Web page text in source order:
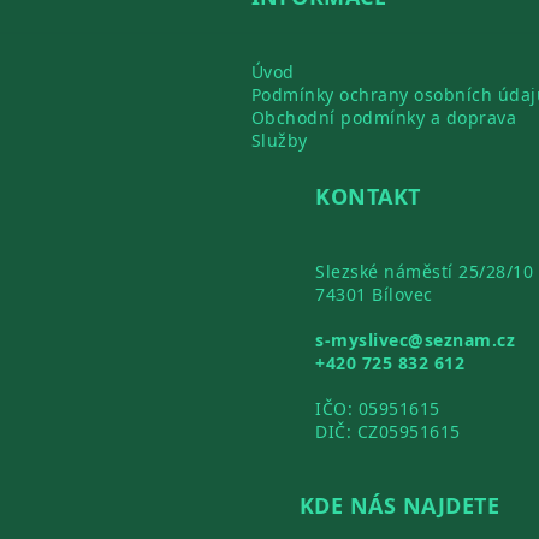
Úvod
Podmínky ochrany osobních
Obchodní podmínky a doprava
Služby
KONTAKT
Slezské náměstí 25/28/10
74301 Bílovec
s-myslivec@seznam.cz
+420 725 832 612
IČO: 05951615
DIČ: CZ05951615
KDE NÁS NAJDETE